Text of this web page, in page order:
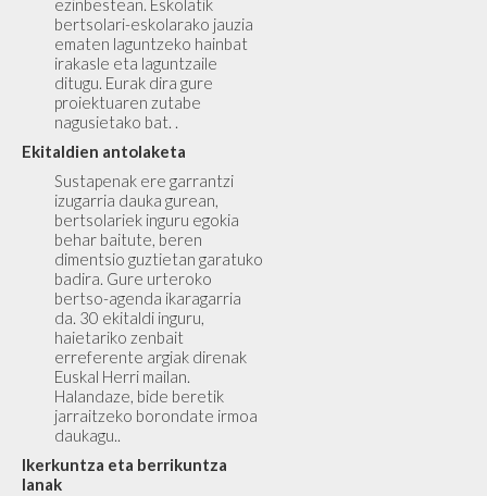
ezinbestean. Eskolatik
bertsolari-eskolarako jauzia
ematen laguntzeko hainbat
irakasle eta laguntzaile
ditugu. Eurak dira gure
proiektuaren zutabe
nagusietako bat. .
Ekitaldien antolaketa
Sustapenak ere garrantzi
izugarria dauka gurean,
bertsolariek inguru egokia
behar baitute, beren
dimentsio guztietan garatuko
badira. Gure urteroko
bertso-agenda ikaragarria
da. 30 ekitaldi inguru,
haietariko zenbait
erreferente argiak direnak
Euskal Herri mailan.
Halandaze, bide beretik
jarraitzeko borondate irmoa
daukagu..
Ikerkuntza eta berrikuntza
lanak